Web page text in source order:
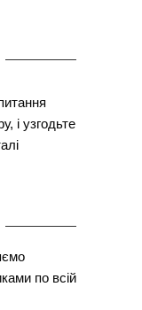
і узгодьте
по всій